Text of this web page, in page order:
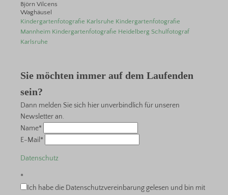
Björn Vilcens
Waghäusel
Kindergartenfotografie Karlsruhe Kindergartenfotografie
Mannheim Kindergartenfotografie Heidelberg Schulfotograf
Karlsruhe
Sie möchten immer auf dem Laufenden
sein?
Dann melden Sie sich hier unverbindlich für unseren
Newsletter an.
Name*
E-Mail*
Datenschutz
*
Ich habe die Datenschutzvereinbarung gelesen und bin mit